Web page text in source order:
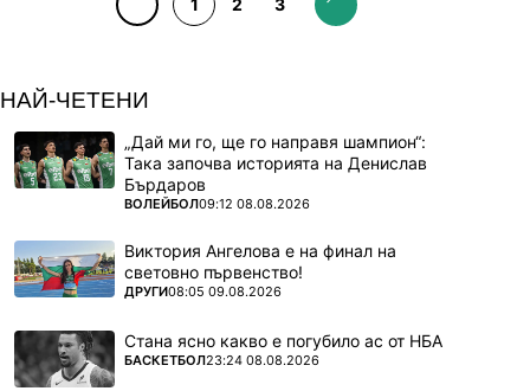
1 2 3
НАЙ-ЧЕТЕНИ
„Дай ми го, ще го направя шампион“:
Така започва историята на Денислав
Бърдаров
ПОВЕЧЕ ОТ
ВОЛЕЙБОЛ09:12 08.08.2026
Виктория Ангелова е на финал на
световно първенство!
ПОВЕЧЕ ОТ
ДРУГИ08:05 09.08.2026
Стана ясно какво е погубило ас от НБА
ПОВЕЧЕ ОТ
БАСКЕТБОЛ23:24 08.08.2026